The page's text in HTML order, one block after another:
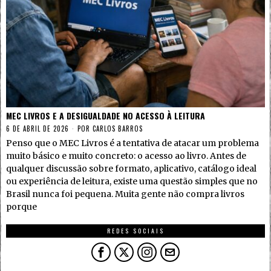
MEC LIVROS E A DESIGUALDADE NO ACESSO À LEITURA
6 DE ABRIL DE 2026 POR CARLOS BARROS
Penso que o MEC Livros é a tentativa de atacar um problema
muito básico e muito concreto: o acesso ao livro. Antes de
qualquer discussão sobre formato, aplicativo, catálogo ideal
ou experiência de leitura, existe uma questão simples que no
Brasil nunca foi pequena. Muita gente não compra livros
porque
REDES SOCIAIS